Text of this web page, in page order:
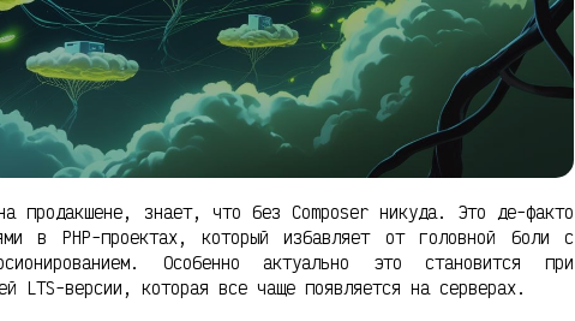
продакшене, знает, что без Composer никуда. Это де-факто
в PHP-проектах, который избавляет от головной боли с
Особенно актуально это становится при
LTS-версии, которая все чаще появляется на серверах.